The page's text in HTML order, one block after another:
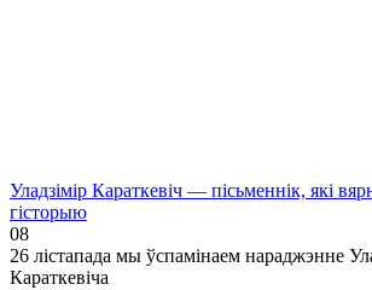
Уладзімір Караткевіч — пісьменнік, які
гісторыю
08
26 лістапада мы ўспамінаем нараджэнне
Караткевіча